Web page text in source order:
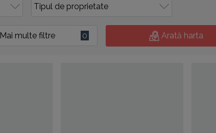
Mai multe filtre 0 Arată harta